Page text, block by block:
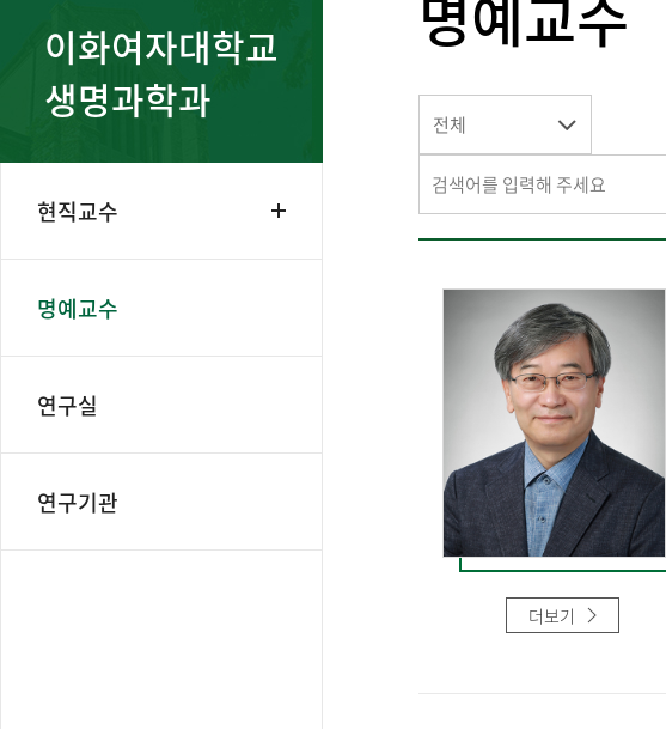
이화여자대학교
생명과학과
현직교수
명예교수
연구실
연구기관
명예교수
전체
더보기